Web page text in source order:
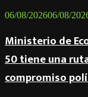
06/08/202606/08/
Ministerio de
50 tiene una
compromiso